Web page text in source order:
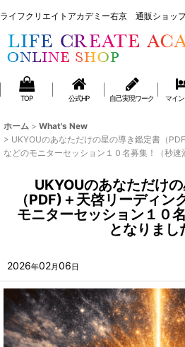
ライフクリエイトアカデミー右京 通販ショッ
TOP 公式HP 自己実現ワーク マイ
ホーム > What's New
> UKYOUのあなただけの星の導き鑑定書（
などのモニターセッション１０名募集！（秒速
UKYOUのあなただけ
（PDF)＋天啓リーディン
モニターセッション１０
となりまし
2026年02月06日